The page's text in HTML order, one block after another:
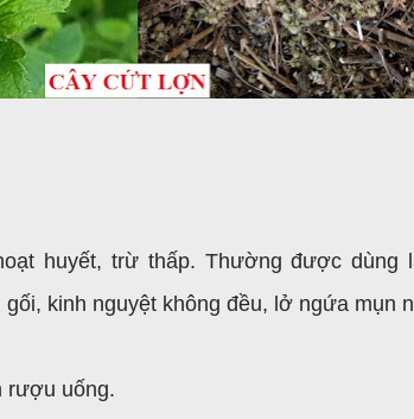
huyết, trừ thấp. Thường được dùng
kinh nguyệt không đều, lở ngứa mụn
rượu uống.